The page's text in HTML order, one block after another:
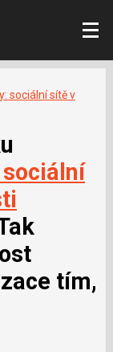
sociální sítě v
tím,